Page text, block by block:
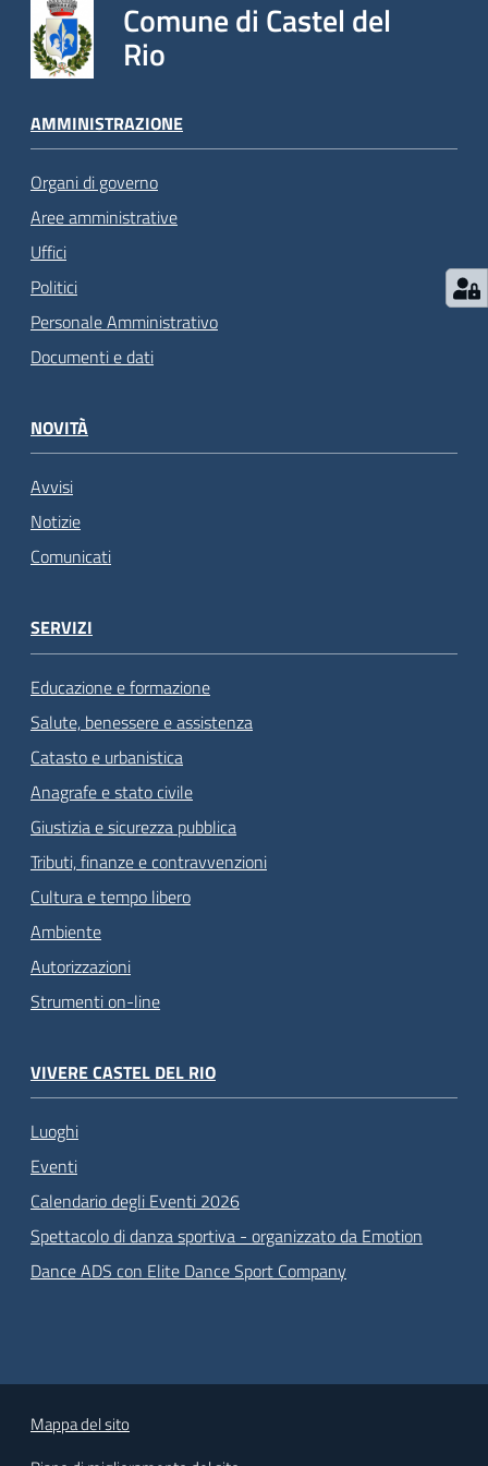
Comune di Castel del
Rio
AMMINISTRAZIONE
Organi di governo
Aree amministrative
Uffici
Politici
Personale Amministrativo
Documenti e dati
NOVITÀ
Avvisi
Notizie
Comunicati
SERVIZI
Educazione e formazione
Salute, benessere e assistenza
Catasto e urbanistica
Anagrafe e stato civile
Giustizia e sicurezza pubblica
Tributi, finanze e contravvenzioni
Cultura e tempo libero
Ambiente
Autorizzazioni
Strumenti on-line
VIVERE CASTEL DEL RIO
Luoghi
Eventi
Calendario degli Eventi 2026
Spettacolo di danza sportiva - organizzato da Emotion
Dance ADS con Elite Dance Sport Company
Mappa del sito